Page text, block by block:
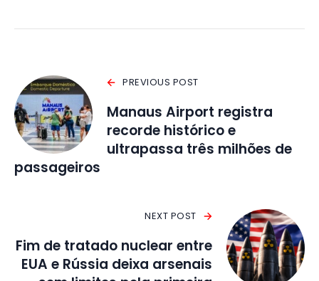
PREVIOUS POST
Manaus Airport registra
recorde histórico e
ultrapassa três milhões de
passageiros
NEXT POST
Fim de tratado nuclear entre
EUA e Rússia deixa arsenais